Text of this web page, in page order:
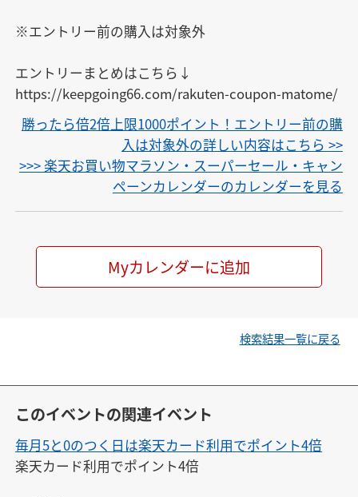
※エントリー前の購入は対象外
エントリーまとめはこちら↓
https://keepgoing66.com/rakuten-coupon-matome/
勝ったら倍2倍上限1000ポイント！エントリー前の購
入は対象外の詳しい内容はこちら >>
>>> 楽天お買い物マラソン・スーパーセール・キャン
ペーンカレンダーのカレンダーを見る
Myカレンダーに追加
検索結果一覧に戻る
このイベントの関連イベント
毎月5と0のつく日は楽天カード利用でポイント4倍
楽天カード利用でポイント4倍